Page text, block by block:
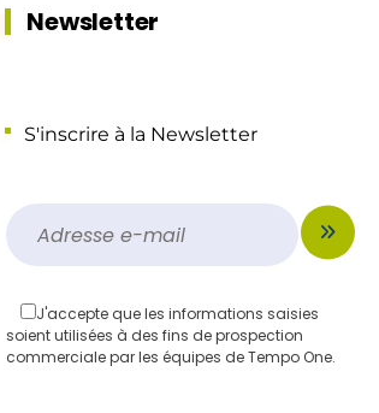
Newsletter
S'inscrire à la Newsletter
J'accepte que les informations saisies
soient utilisées à des fins de prospection
commerciale par les équipes de Tempo One.